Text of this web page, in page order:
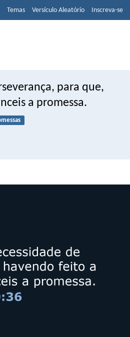
Temas Versículo Aleatório Inscreva-se
para que,
a promessa.